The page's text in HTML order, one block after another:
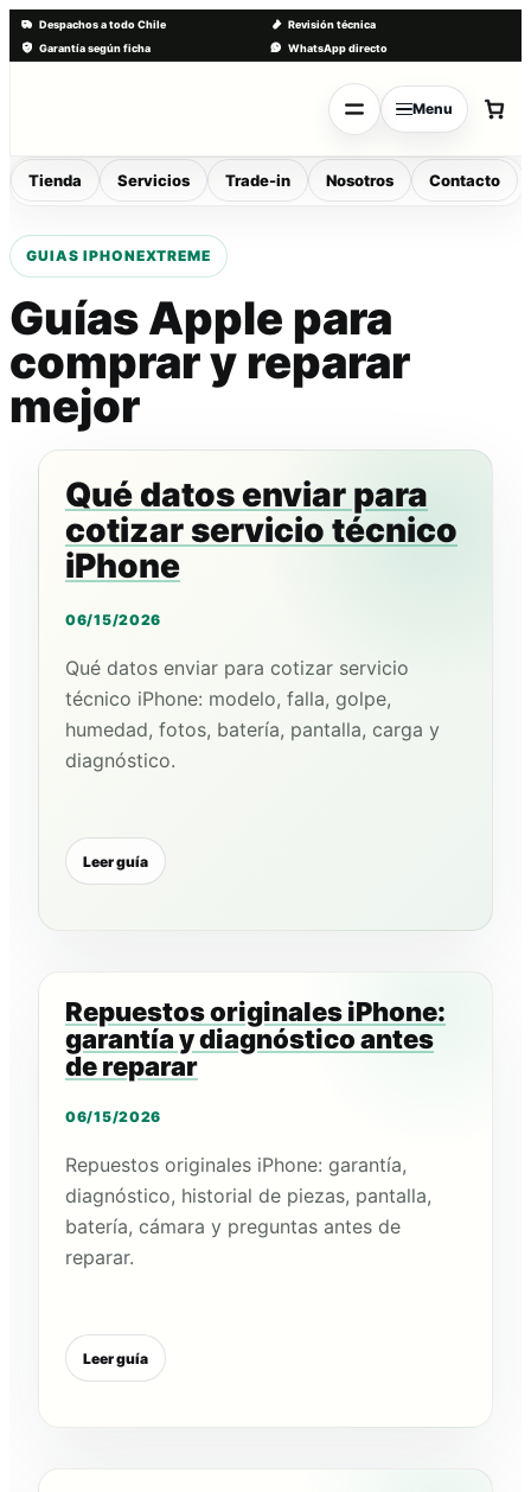
Despachos a todo Chile
Revisión técnica
Garantía según ficha
WhatsApp directo
Menu
Tienda Servicios Trade-in Nosotros Contacto
Guías Apple para
comprar y reparar
mejor
Qué datos enviar para
cotizar servicio técnico
iPhone
06/15/2026
Qué datos enviar para cotizar servicio
técnico iPhone: modelo, falla, golpe,
humedad, fotos, batería, pantalla, carga y
diagnóstico.
Leer guía
Repuestos originales iPhone:
garantía y diagnóstico antes
de reparar
06/15/2026
Repuestos originales iPhone: garantía,
diagnóstico, historial de piezas, pantalla,
batería, cámara y preguntas antes de
reparar.
Leer guía